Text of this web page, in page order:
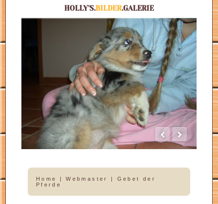
HOLLY'S.BILDER.GALERIE
Home |Webmaster | Gebet der
Pferde